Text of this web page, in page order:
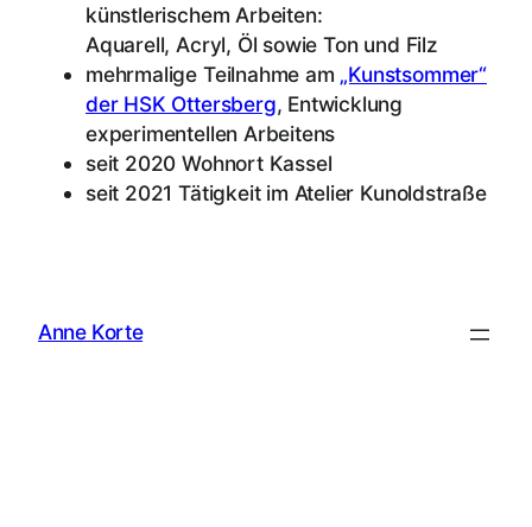
künstlerischem Arbeiten:
Aquarell, Acryl, Öl sowie Ton und Filz
mehrmalige Teilnahme am „Kunstsommer“
der HSK Ottersberg, Entwicklung
experimentellen Arbeitens
seit 2020 Wohnort Kassel
seit 2021 Tätigkeit im Atelier Kunoldstraße
Anne Korte